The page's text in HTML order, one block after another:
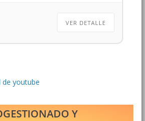
VER DETALLE
Y